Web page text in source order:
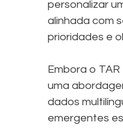
personalizar
alinhada com
prioridades e
Embora o
uma
dados
emergentes